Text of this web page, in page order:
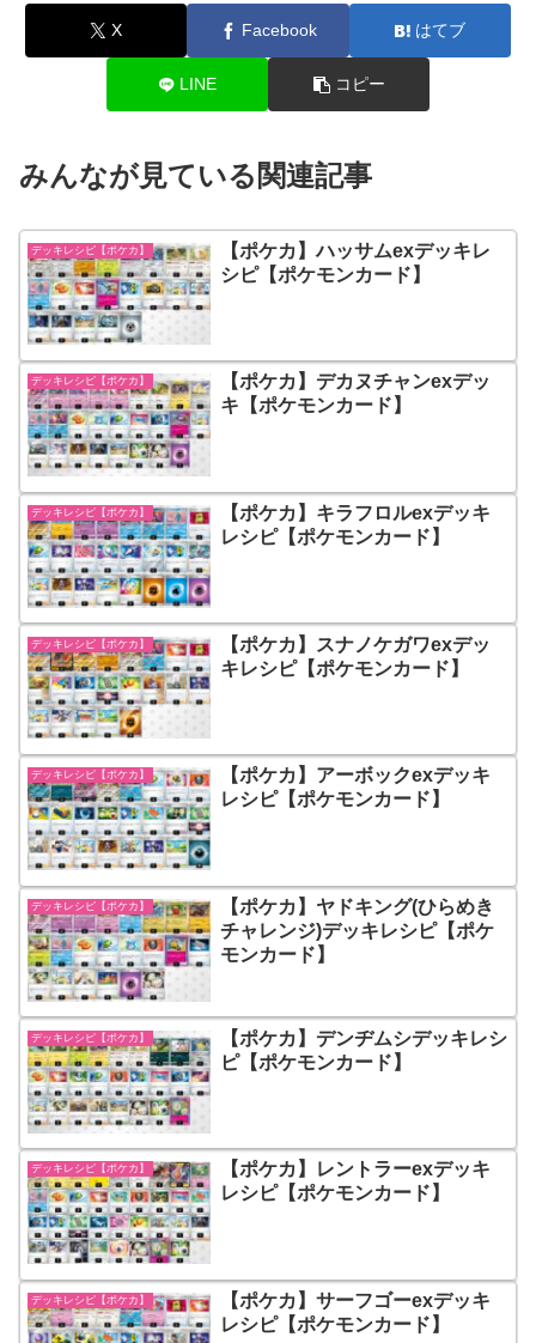
X Facebook はてブ
LINE コピー
みんなが見ている関連記事
デッキレシピ【ポケカ】
【ポケカ】ハッサムexデッキレ
シピ【ポケモンカード】
デッキレシピ【ポケカ】
【ポケカ】デカヌチャンexデッ
キ【ポケモンカード】
デッキレシピ【ポケカ】
【ポケカ】キラフロルexデッキ
レシピ【ポケモンカード】
デッキレシピ【ポケカ】
【ポケカ】スナノケガワexデッ
キレシピ【ポケモンカード】
デッキレシピ【ポケカ】
【ポケカ】アーボックexデッキ
レシピ【ポケモンカード】
デッキレシピ【ポケカ】
【ポケカ】ヤドキング(ひらめき
チャレンジ)デッキレシピ【ポケ
モンカード】
デッキレシピ【ポケカ】
【ポケカ】デンヂムシデッキレシ
ピ【ポケモンカード】
デッキレシピ【ポケカ】
【ポケカ】レントラーexデッキ
レシピ【ポケモンカード】
デッキレシピ【ポケカ】
【ポケカ】サーフゴーexデッキ
レシピ【ポケモンカード】